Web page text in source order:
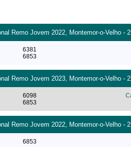
Remo Jovem 2022, Montemor-o-Velho -
6381
6853
Remo Jovem 2023, Montemor-o-Velho -
6098
6853
Remo Jovem 2022, Montemor-o-Velho -
6853